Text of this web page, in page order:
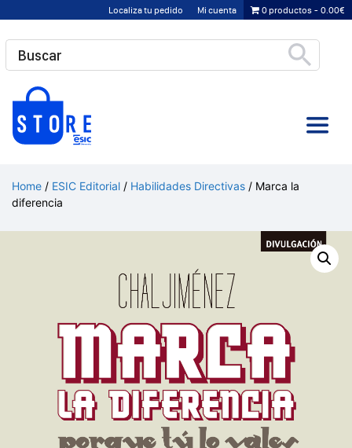
contenido
Localiza tu pedido Mi cuenta 0 productos 0.00€
Home / ESIC Editorial / Habilidades Directivas / Marca la
diferencia